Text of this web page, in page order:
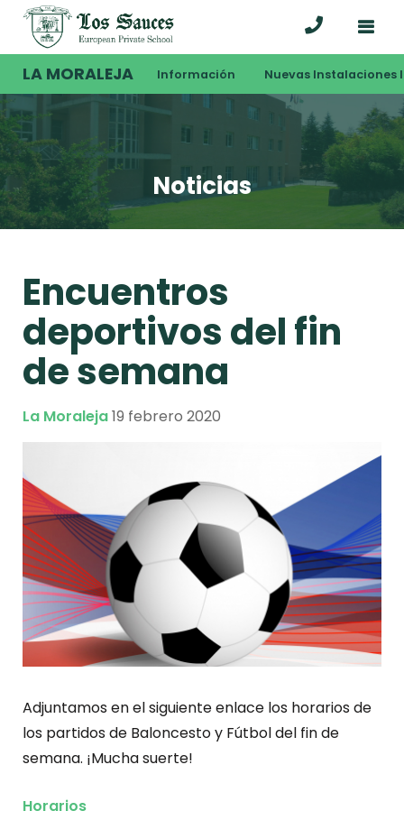
LA MORALEJA Información Nuevas Instalaciones
Noticias
Encuentros
deportivos del fin
de semana
La Moraleja19 febrero 2020
Adjuntamos en el siguiente enlace los horarios de
los partidos de Baloncesto y Fútbol del fin de
semana. ¡Mucha suerte!
Horarios